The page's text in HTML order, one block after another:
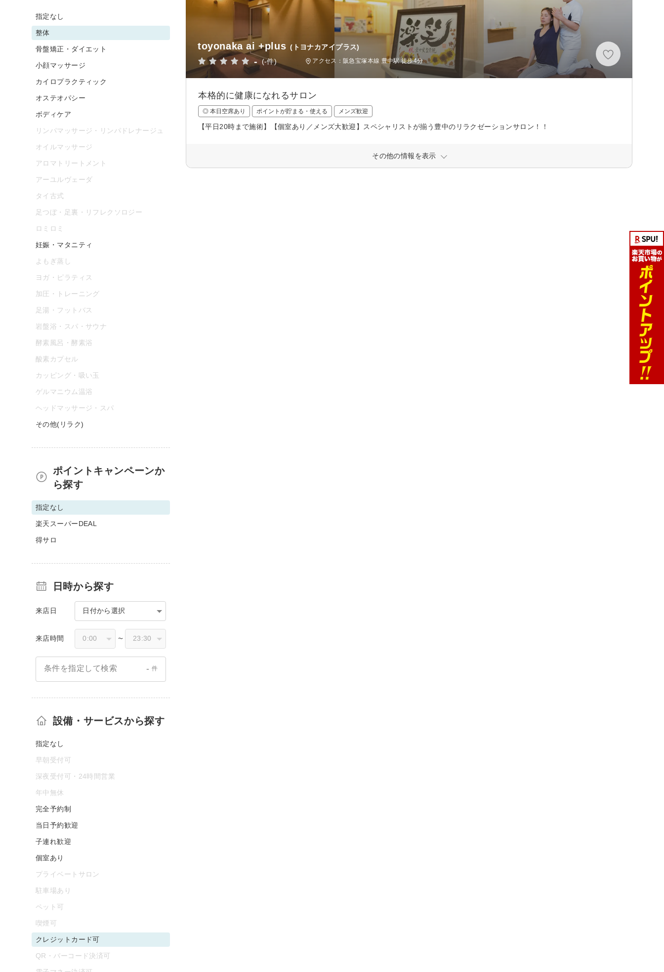
toyonaka ai +plus (トヨナカアイプラス)
- (-件) アクセス：阪急宝塚本線 豊中駅 徒歩4分
本格的に健康になれるサロン
◎ 本日空席あり ポイントが貯まる・使える メンズ歓迎
【平日20時まで施術】【個室あり／メンズ大歓迎】スペシャリストが揃う豊中のリラクゼーションサロン！！
その他の情報を表示
指定なし
整体
骨盤矯正・ダイエット
小顔マッサージ
カイロプラクティック
オステオパシー
ボディケア
リンパマッサージ・リンパドレナージュ
オイルマッサージ
アロマトリートメント
アーユルヴェーダ
タイ古式
足つぼ・足裏・リフレクソロジー
ロミロミ
妊娠・マタニティ
よもぎ蒸し
ヨガ・ピラティス
加圧・トレーニング
足湯・フットバス
岩盤浴・スパ・サウナ
酵素風呂・酵素浴
酸素カプセル
カッピング・吸い玉
ゲルマニウム温浴
ヘッドマッサージ・スパ
その他(リラク)
ポイントキャンペーンか
ら探す
指定なし
楽天スーパーDEAL
得サロ
日時から探す
来店日 日付から選択
来店時間 〜
条件を指定して検索 - 件
設備・サービスから探す
指定なし
早朝受付可
深夜受付可・24時間営業
年中無休
完全予約制
当日予約歓迎
子連れ歓迎
個室あり
プライベートサロン
駐車場あり
ペット可
喫煙可
クレジットカード可
QR・バーコード決済可